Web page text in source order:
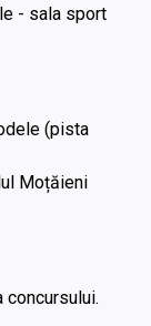
- sala sport
(pista
Moțăieni
concursului.